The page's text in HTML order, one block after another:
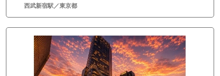
西武新宿駅／東京都